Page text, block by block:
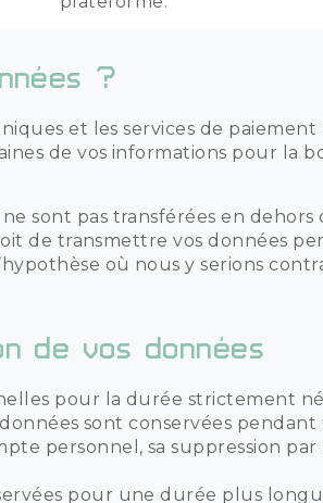
?
et les services de
de vos informations pour la
sont pas transférées en dehors
de transmettre vos données
où nous y serions
de vos données
pour la durée strictement
données sont conservées
personnel, sa suppression par
pour une durée plus